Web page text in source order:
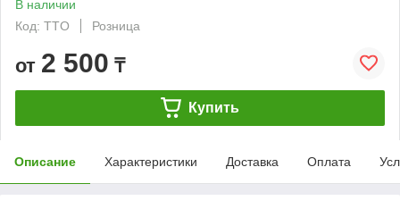
В наличии
Код: TTO
Розница
от 2 500 ₸
Купить
Описание Характеристики Доставка Оплата